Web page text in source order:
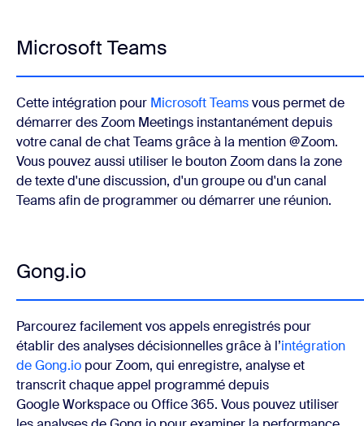
Microsoft Teams
Cette intégration pour Microsoft Teamsvous permet de
démarrer des Zoom Meetings instantanément depuis
votre canal de chat Teams grâce à la mention @Zoom.
Vous pouvez aussi utiliser le bouton Zoom dans la zone
de texte d'une discussion, d'un groupe ou d'un canal
Teams afin de programmer ou démarrer une réunion.
Gong.io
Parcourez facilement vos appels enregistrés pour
établir des analyses décisionnelles grâce à l’intégration
de Gong.io pour Zoom, qui enregistre, analyse et
transcrit chaque appel programmé depuis
Google Workspace ou Office 365. Vous pouvez utiliser